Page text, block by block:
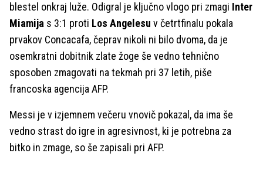
blestel onkraj luže. Odigral je ključno vlogo pri zmagi Inter
Miamija s 3:1 proti Los Angelesu v četrtfinalu pokala
prvakov Concacafa, čeprav nikoli ni bilo dvoma, da je
osemkratni dobitnik zlate žoge še vedno tehnično
sposoben zmagovati na tekmah pri 37 letih, piše
francoska agencija AFP.
Messi je v izjemnem večeru vnovič pokazal, da ima še
vedno strast do igre in agresivnost, ki je potrebna za
bitko in zmage, so še zapisali pri AFP.